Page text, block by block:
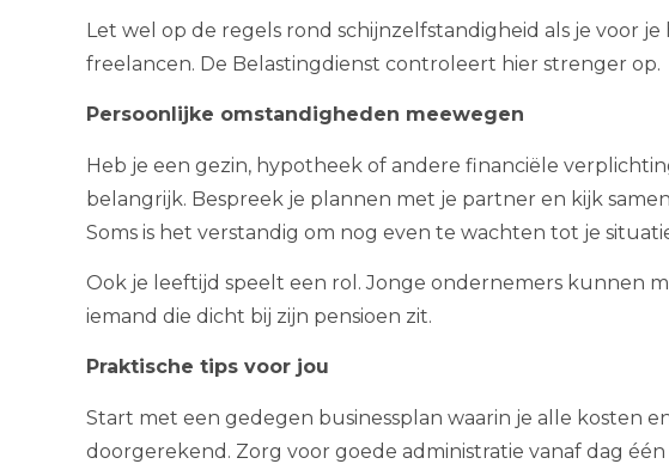
Let wel op de regels rond schijnzelfstandigheid als je voor
freelancen. De Belastingdienst controleert hier strenger op.
Persoonlijke omstandigheden meewegen
Heb je een gezin, hypotheek of andere financiële
belangrijk. Bespreek je plannen met je partner en kijk
Soms is het verstandig om nog even te wachten tot je
Ook je leeftijd speelt een rol. Jonge ondernemers kunnen
iemand die dicht bij zijn pensioen zit.
Praktische tips voor jou
Start met een gedegen businessplan waarin je alle kosten
doorgerekend. Zorg voor goede administratie vanaf dag